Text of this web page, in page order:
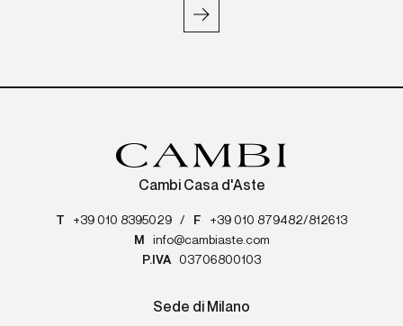
Cambi Casa d'Aste
T +39 010 8395029 / F
+39 010 879482/812613
M
info@cambiaste.com
P.IVA
03706800103
Sede di Milano